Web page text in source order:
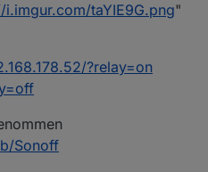
i.imgur.com/taYIE9G.png"
?relay=on
Sonoff